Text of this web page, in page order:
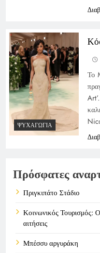
ΨΥΧΑΓΩΓΊΑ
Το
Πρόσφατες
Πριγκιπάτο Στάδιο
Κοινωνικός Τουρισμός:
αιτήσεις
Μπέσσυ αργυράκη